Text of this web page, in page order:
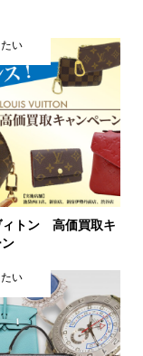
い
ィトン 高価買取キ
い